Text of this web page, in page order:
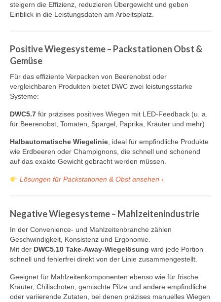
DWC5.7 – Positiv abwägen
MS5.22 Kombinationswaage
Halbautomatische Wiegelinie
Komplette Wägelinien
Zubehör & kundenspezifische Lösungen
Atlantic Logic
Nachricht
Referenzen und Kunden
Kontakt
steigern die Effizienz, reduzieren Übergewicht und geben
Einblick in die Leistungsdaten am Arbeitsplatz.
Positive Wiegesysteme – Packstationen Obst &
Gemüse
Für das effiziente Verpacken von Beerenobst oder
vergleichbaren Produkten bietet DWC zwei leistungsstarke
Systeme:
DWC5.7 für präzises positives Wiegen mit LED-Feedback (u. a.
für Beerenobst, Tomaten, Spargel, Paprika, Kräuter und mehr)
Halbautomatische Wiegelinie , ideal für empfindliche Produkte
wie Erdbeeren oder Champignons, die schnell und schonend
auf das exakte Gewicht gebracht werden müssen.
Lösungen für Packstationen & Obst ansehen ›
Negative Wiegesysteme – Mahlzeitenindustrie
In der Convenience- und Mahlzeitenbranche zählen
Geschwindigkeit, Konsistenz und Ergonomie.
Mit der DWC5.10 Take-Away-Wiegelösung wird jede Portion
schnell und fehlerfrei direkt von der Linie zusammengestellt.
Geeignet für Mahlzeitenkomponenten ebenso wie für frische
Kräuter, Chilischoten, gemischte Pilze und andere empfindliche
oder variierende Zutaten, bei denen präzises manuelles Wiegen